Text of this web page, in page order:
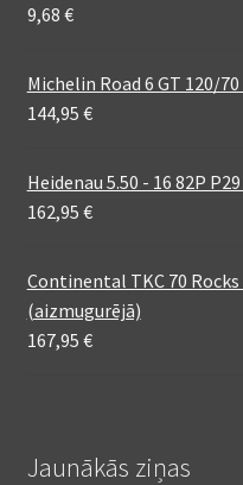
9,68 €
Michelin Road 6 GT 120/
144,95 €
Heidenau 5.50 - 16 82P
162,95 €
Continental TKC 70 Rocks
(aizmugurējā)
167,95 €
Jaunākās ziņas